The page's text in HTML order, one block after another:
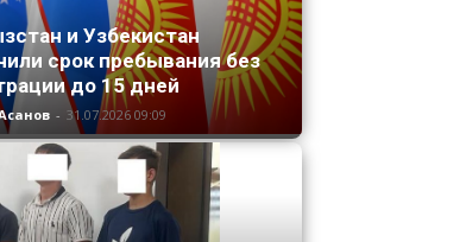
и Узбекистан
срок пребывания без
до 15 дней
- 31.07.2026 09:09